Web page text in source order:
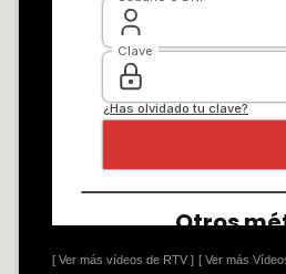
[ Ver más vídeos de RTV ] [ Ver más